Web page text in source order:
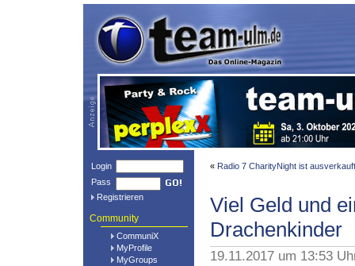
Login
Pass
Registrieren
Community
CommuniX
MyProfile
MyGroups
« Radio 7 CharityNight ist ausverkauft
Viel Geld und
Drachenkinder
19.11.2017 um 13:53